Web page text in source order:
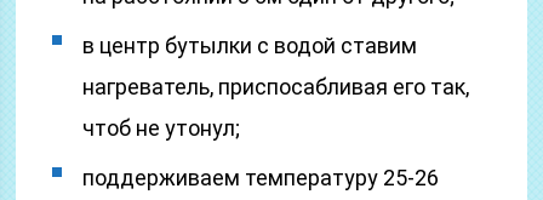
в центр бутылки с водой ставим
нагреватель, приспосабливая его так,
чтоб не утонул;
поддерживаем температуру 25-26